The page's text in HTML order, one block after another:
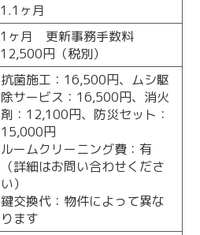
1.1ヶ月
1ヶ月 更新事務手数料
12,500円（税別）
抗菌施工：16,500円、ムシ駆
除サービス：16,500円、消火
剤：12,100円、防災セット：
15,000円
ルームクリーニング費：有
（詳細はお問い合わせくださ
い）
鍵交換代：物件によって異な
ります